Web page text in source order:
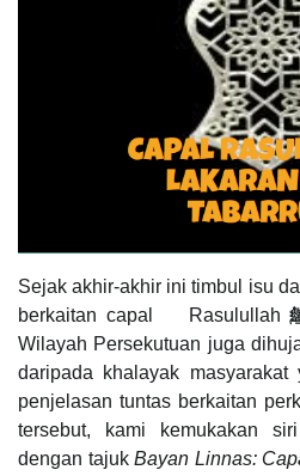
Sejak akhir-akhir ini timbul isu
berkaitan capal Rasulullah
Wilayah Persekutuan juga
daripada khalayak masyarakat
penjelasan tuntas berkaitan
tersebut, kami kemukakan
dengan tajukBayan Linnas: